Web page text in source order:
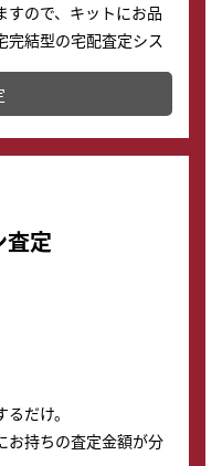
すので、キットにお品
完結型の宅配査定シス
出すことが可能で
査定
だけ。
お持ちの査定金額が分